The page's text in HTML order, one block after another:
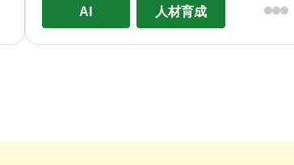
AI 人材育成